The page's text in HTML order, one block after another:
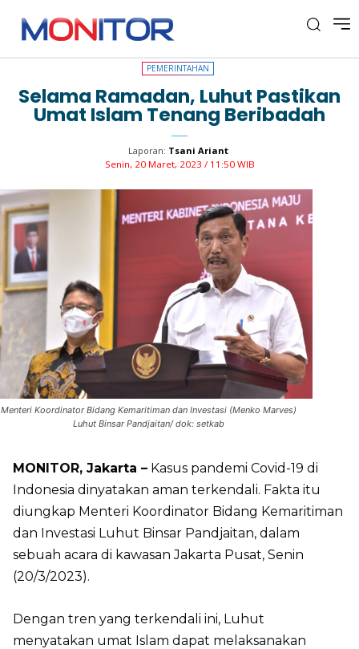
PEMERINTAHAN
PEMERINTAHAN
Selama Ramadan, Luhut Pastikan
Umat Islam Tenang Beribadah
Laporan: Tsani Ariant
Senin, 20 Maret, 2023 / 11:50 WIB
Menteri Koordinator Bidang Kemaritiman dan Investasi (Menko Marves)
Luhut Binsar Pandjaitan/ dok: setkab
MONITOR, Jakarta – Kasus pandemi Covid-19 di
Indonesia dinyatakan aman terkendali. Fakta itu
diungkap Menteri Koordinator Bidang Kemaritiman
dan Investasi Luhut Binsar Pandjaitan, dalam
sebuah acara di kawasan Jakarta Pusat, Senin
(20/3/2023).
Dengan tren yang terkendali ini, Luhut
menyatakan umat Islam dapat melaksanakan